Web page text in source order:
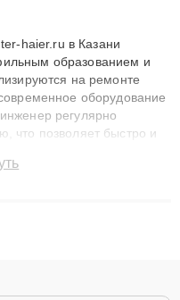
haier.ru в Казани
образованием и
на ремонте
оборудование
регулярно
что позволяет быстро и
мастера решают